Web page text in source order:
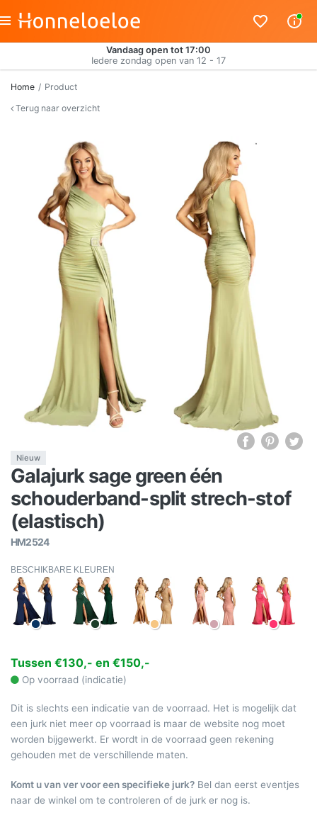
Vandaag open tot 17:00
Iedere zondag open van 12 - 17
Home
Product
Terug naar overzicht
Nieuw
Galajurk sage green één
schouderband-split strech-stof
(elastisch)
HM2524
BESCHIKBARE KLEUREN
Tussen €130,- en €150,-
Op voorraad (indicatie)
Dit is slechts een indicatie van de voorraad. Het is mogelijk dat
een jurk niet meer op voorraad is maar de website nog moet
worden bijgewerkt. Er wordt in de voorraad geen rekening
gehouden met de verschillende maten.
Komt u van ver voor een specifieke jurk? Bel dan eerst eventjes
naar de winkel om te controleren of de jurk er nog is.